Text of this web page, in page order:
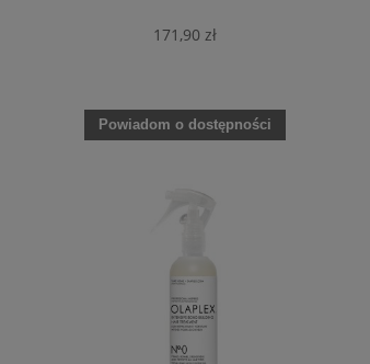
171,90 zł
Powiadom o dostępności